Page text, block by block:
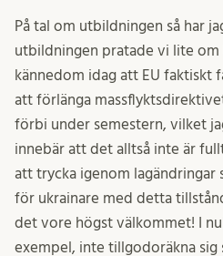
På tal om utbildningen så har
utbildningen pratade vi lite om
kännedom idag att EU faktiskt
att förlänga
förbi under semestern, vilket
innebär att det alltså inte är
att trycka igenom
för ukrainare med detta
det vore högst välkommet! I
exempel, inte tillgodoräkna sig